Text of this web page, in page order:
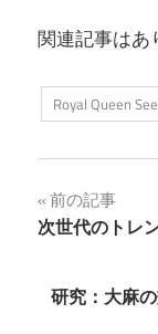
関連記事はあ
Royal Queen
投
稿
ナ
前の記事
次世代のトレ
研究：大麻